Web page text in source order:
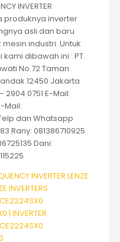
INVERTER
produknya inverter
asli dan baru
industri. Untuk
dibawah ini : PT.
No.72 Taman
12450 Jakarta
2904 0751 E-Mail:
Mail:
dan Whatsapp
Rany: 081386710925
Dani:
INVERTER LENZE
INVERTERS
| INVERTER